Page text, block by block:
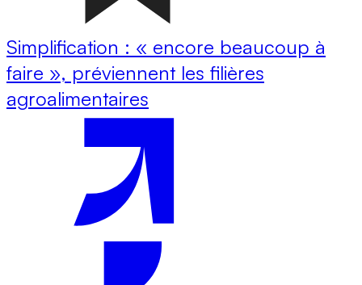
Simplification : « encore beaucoup à
faire », préviennent les filières
agroalimentaires